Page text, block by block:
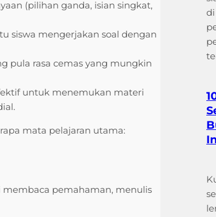
(pilihan ganda, isian singkat,
siswa mengerjakan soal dengan
pula rasa cemas yang mungkin
untuk menemukan materi
mata pelajaran utama:
membaca pemahaman, menulis